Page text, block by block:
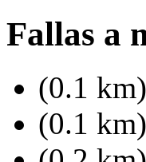
Fallas a
(0.1 km)
(0.1 km)